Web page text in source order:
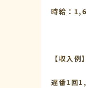
時給：
【収入
遅番1回